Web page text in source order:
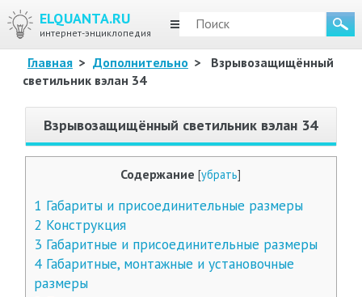
ELQUANTA.RU
интернет-энциклопедия
МЕНЮ
Главная > Дополнительно >
Взрывозащищённый
светильник вэлан 34
Взрывозащищённый светильник вэлан 34
Содержание [убрать]
1 Габариты и присоединительные размеры
2 Конструкция
3 Габаритные и присоединительные размеры
4Габаритные, монтажные и установочные
размеры